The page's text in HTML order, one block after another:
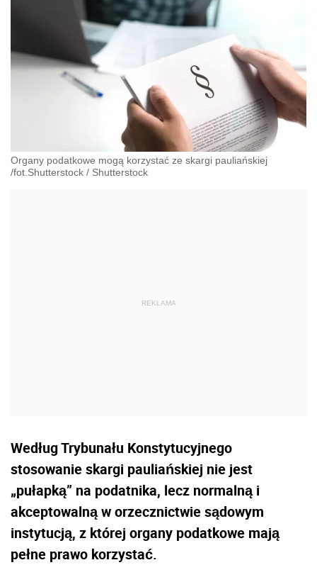
Organy podatkowe mogą korzystać ze skargi pauliańskiej
/fot.Shutterstock / Shutterstock
Według Trybunału Konstytucyjnego
stosowanie skargi pauliańskiej nie jest
„pułapką” na podatnika, lecz normalną i
akceptowalną w orzecznictwie sądowym
instytucją, z której organy podatkowe mają
pełne prawo korzystać.